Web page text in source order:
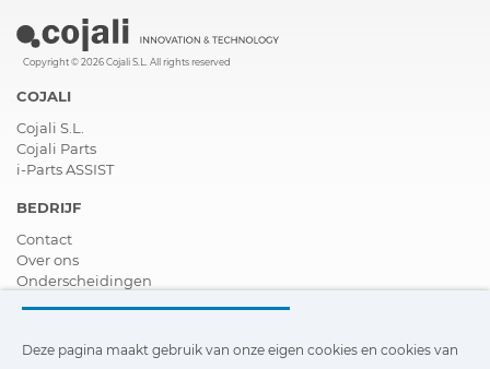
Copyright © 2026 Cojali S.L. All rights reserved
COJALI
Cojali S.L.
Cojali Parts
i-Parts ASSIST
BEDRIJF
Contact
Over ons
Onderscheidingen
Verdeler worden
Nieuws
Deze pagina maakt gebruik van onze eigen cookies en cookies van